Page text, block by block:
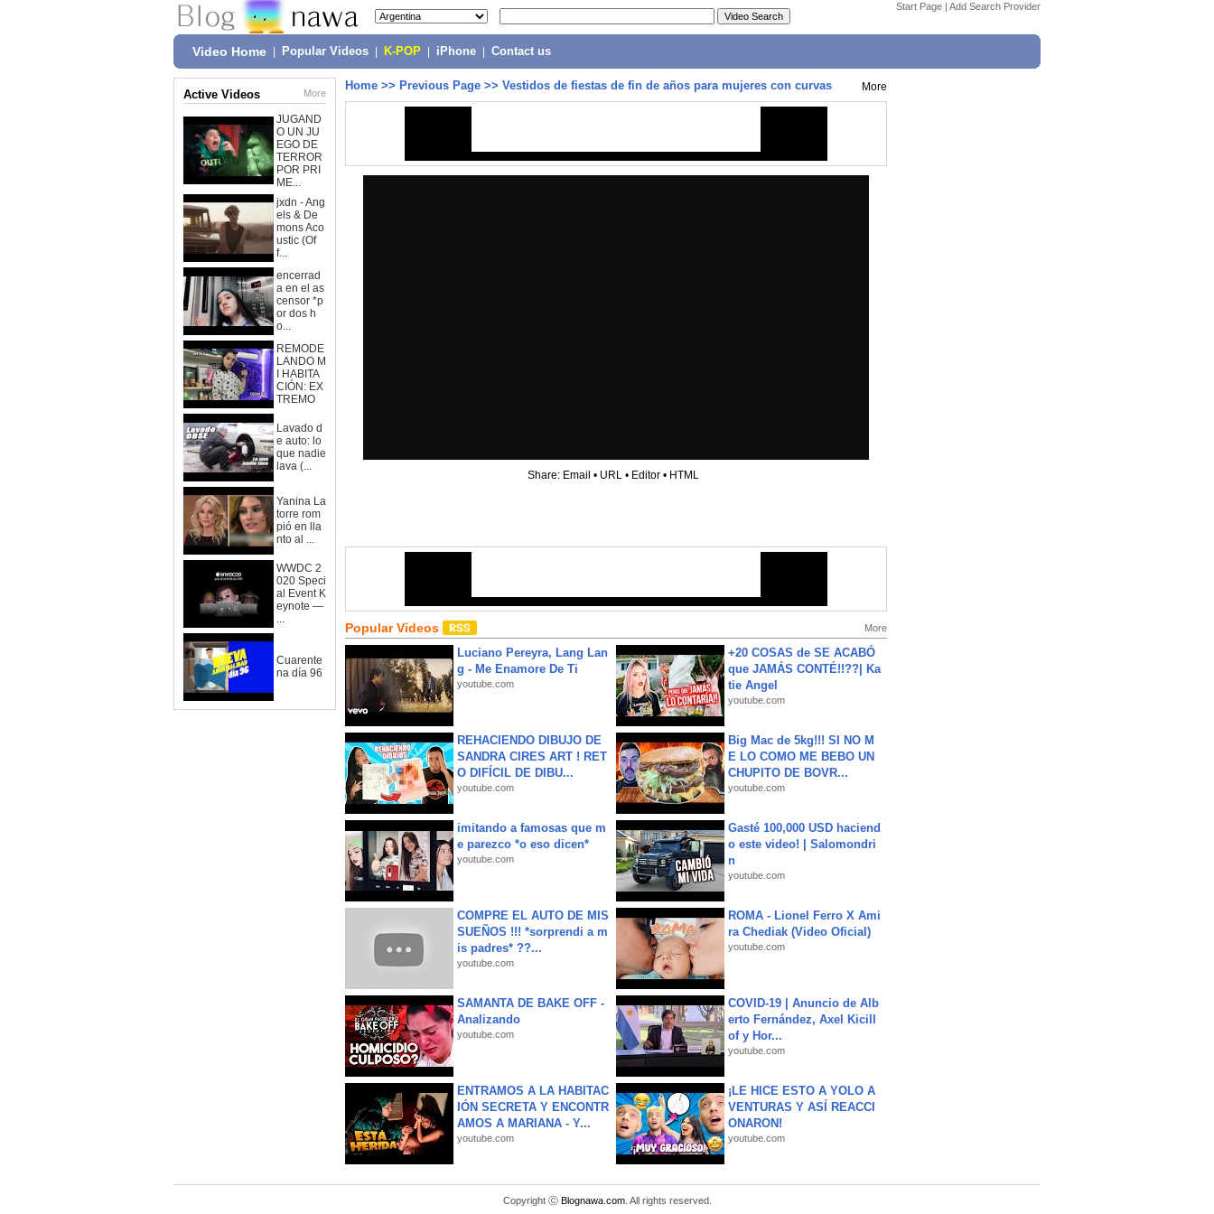
Start Page | Add Search Provider
Video Home Popular Videos K-POP iPhone Contact us
Active Videos More
JUGAND
O UN JU
EGO DE
TERROR
POR PRI
ME...
jxdn - Ang
els & De
mons Aco
ustic (Of
f...
encerrad
a en el as
censor *p
or dos h
o...
REMODE
LANDO M
I HABITA
CIÓN: EX
TREMO
Lavado d
e auto: lo
que nadie
lava (...
Yanina La
torre rom
pió en lla
nto al ...
WWDC 2
020 Speci
al Event K
eynote —
...
Cuarente
na día 96
Home >> Previous Page >> Vestidos de fiestas de fin de años para mujeres con curvas More
Share: Email • URL • Editor • HTML
Popular Videos More
Luciano Pereyra, Lang Lan
g - Me Enamore De Ti
youtube.com
+20 COSAS de SE ACABÓ
que JAMÁS CONTÉ!!??| Ka
tie Angel
youtube.com
REHACIENDO DIBUJO DE
SANDRA CIRES ART ! RET
O DIFÍCIL DE DIBU...
youtube.com
Big Mac de 5kg!!! SI NO M
E LO COMO ME BEBO UN
CHUPITO DE BOVR...
youtube.com
imitando a famosas que m
e parezco *o eso dicen*
youtube.com
Gasté 100,000 USD haciend
o este video! | Salomondri
n
youtube.com
COMPRE EL AUTO DE MIS
SUEÑOS !!! *sorprendi a m
is padres* ??...
youtube.com
ROMA - Lionel Ferro X Ami
ra Chediak (Video Oficial)
youtube.com
SAMANTA DE BAKE OFF -
Analizando
youtube.com
COVID-19 | Anuncio de Alb
erto Fernández, Axel Kicill
of y Hor...
youtube.com
ENTRAMOS A LA HABITAC
IÓN SECRETA Y ENCONTR
AMOS A MARIANA - Y...
youtube.com
¡LE HICE ESTO A YOLO A
VENTURAS Y ASÍ REACCI
ONARON!
youtube.com
Copyright ⓒ Blognawa.com. All rights reserved.